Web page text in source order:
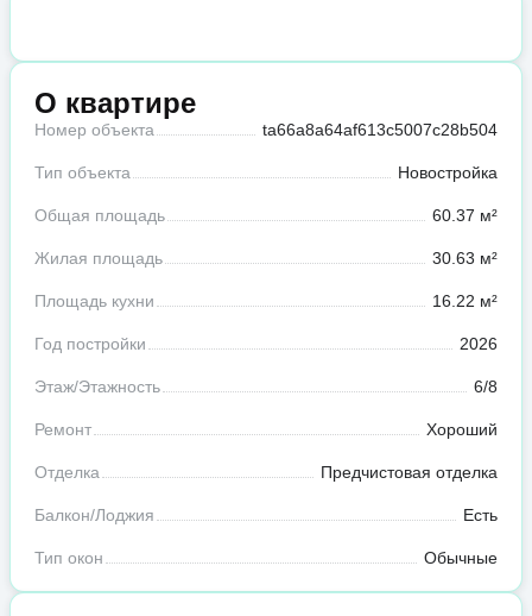
О квартире
Номер объекта ta66a8a64af613c5007c28b504
Тип объекта Новостройка
Общая площадь 60.37 м²
Жилая площадь 30.63 м²
Площадь кухни 16.22 м²
Год постройки 2026
Этаж/Этажность 6/8
Ремонт Хороший
Отделка Предчистовая отделка
Балкон/Лоджия Есть
Тип окон Обычные